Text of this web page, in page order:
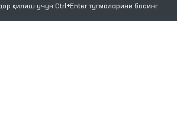
қилиш учун Ctrl+Enter тугмаларини босинг